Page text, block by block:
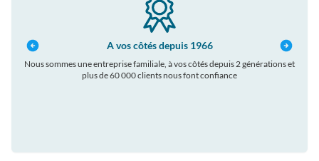
A vos côtés depuis 1966
Nous sommes une entreprise familiale, à vos côtés depuis 2 générations et
plus de 60 000 clients nous font confiance